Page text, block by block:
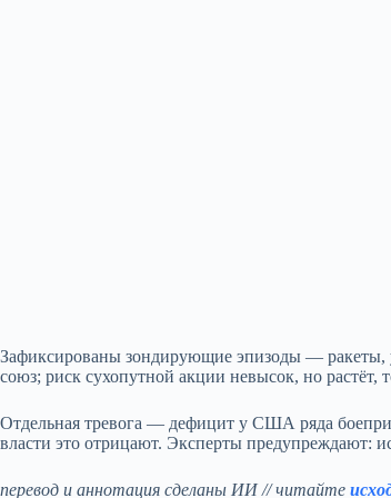
Зафиксированы зондирующие эпизоды —
союз; риск сухопутной акции невысок, но
Отдельная тревога — дефицит у США ряда
власти это отрицают. Эксперты предупреждают:
перевод и аннотация сделаны ИИ // читайте